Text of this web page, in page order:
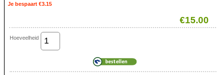
Je bespaart €3.15
€15.00
Hoeveelheid